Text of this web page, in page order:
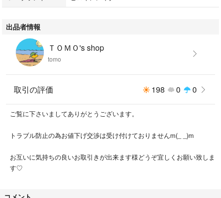
#コスメ/美容
#マスカラ下地/トップコート
#メイクアップ
出品者情報
ＴＯＭＯ's shop
tomo
取引の評価 198 0 0
ご覧に下さいましてありがとうございます。
トラブル防止の為お値下げ交渉は受け付けておりませんm(_ _)m
お互いに気持ちの良いお取引きが出来ます様どうぞ宜しくお願い致しま
す♡